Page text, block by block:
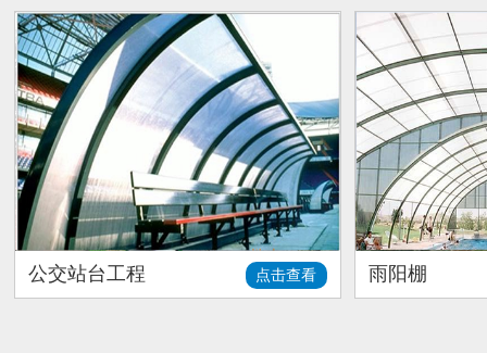
公交站台工程 点击查看 雨阳棚